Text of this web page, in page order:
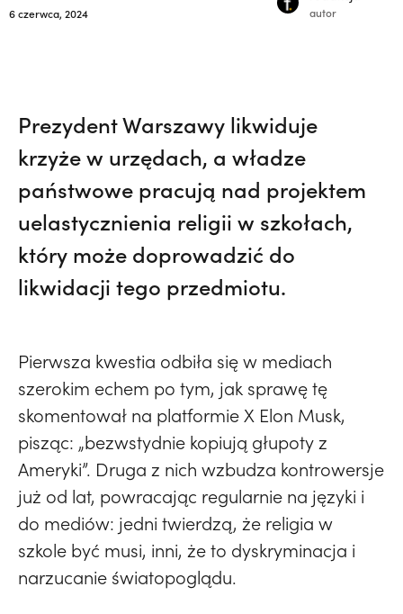
6 czerwca, 2024
autor
Prezydent Warszawy likwiduje
krzyże w urzędach, a władze
państwowe pracują nad projektem
uelastycznienia religii w szkołach,
który może doprowadzić do
likwidacji tego przedmiotu.
Pierwsza kwestia odbiła się w mediach
szerokim echem po tym, jak sprawę tę
skomentował na platformie X Elon Musk,
pisząc: „bezwstydnie kopiują głupoty z
Ameryki”. Druga z nich wzbudza kontrowersje
już od lat, powracając regularnie na języki i
do mediów: jedni twierdzą, że religia w
szkole być musi, inni, że to dyskryminacja i
narzucanie światopoglądu.